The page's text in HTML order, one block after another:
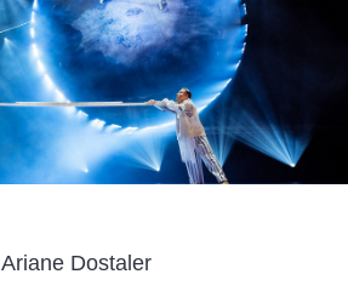
Ariane Dostaler